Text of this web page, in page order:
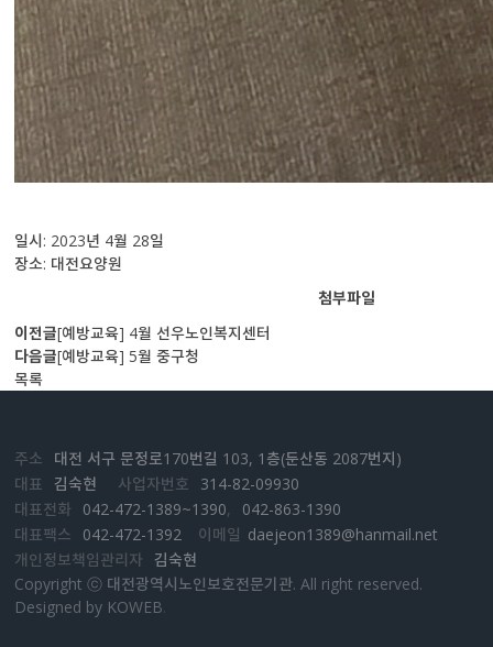
일시: 2023년 4월 28일
장소: 대전요양원
첨부파일
이전글[예방교육] 4월 선우노인복지센터
다음글[예방교육] 5월 중구청
목록
주소
대전 서구 문정로170번길 103, 1층(둔산동 2087번지)
대표
김숙현 사업자번호
314-82-09930
대표전화
042-472-1389~1390,
042-863-1390
대표팩스
042-472-1392 이메일 daejeon1389@hanmail.net
개인정보책임관리자
김숙현
Copyright ⓒ 대전광역시노인보호전문기관. All right reserved.
Designed by KOWEB.